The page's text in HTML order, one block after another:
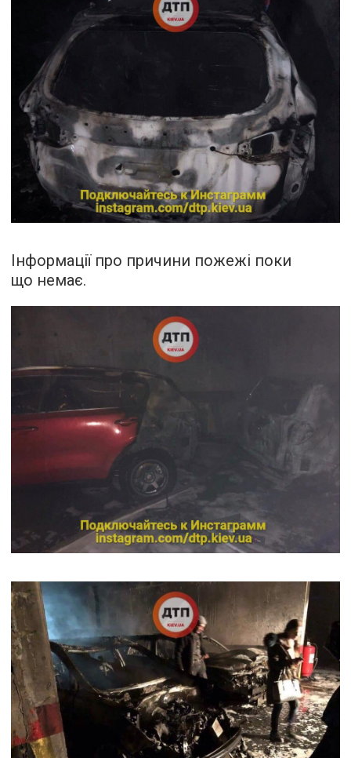
Інформації про причини пожежі поки
що немає.